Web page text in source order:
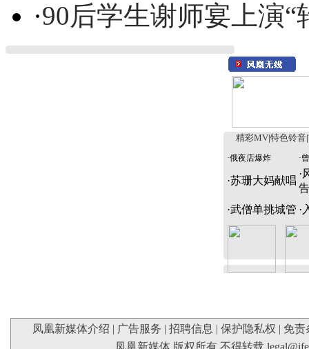
·90后学生谢师宴上演“
精彩MV 特色铃音
·俄夜店爆炸 ·
·苏珊大妈献唱
·
告
·武僧单挑城管 ·
凤凰新媒体介绍 | 广告服务 | 招聘信息 | 保护隐私权 | 免责